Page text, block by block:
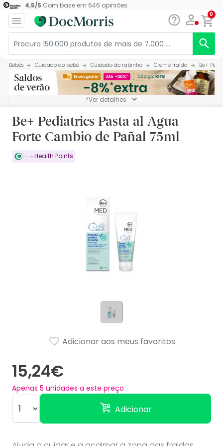
4,5/5 Com base em 646 opiniões
0
Bebés Cuidado do bebé Cuidado do rabinho Creme fralda Be+
*Ver detalhes
Be+ Pediatrics Pasta al Agua
Forte Cambio de Pañal 75ml
Health Points
15,24€
Apenas 5 unidades a este preço
Adicionar
Adicionar aos meus favoritos